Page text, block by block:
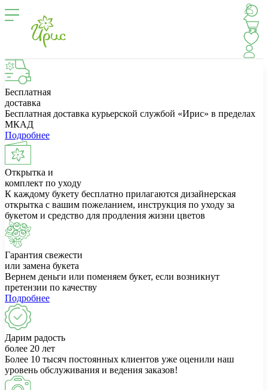
Бесплатная
доставка
Бесплатная доставка курьерской службой «Ирис» в пределах
МКАД
Подробнее
Открытка и
комплект по уходу
К каждому букету бесплатно прилагаются дизайнерская
открытка с вашим пожеланием, инструкция по уходу за
букетом и средство для продления жизни цветов
Гарантия свежести
или замена букета
Вернем деньги или поменяем букет, если возникнут
претензии по качеству
Подробнее
Дарим радость
более 20 лет
Более 10 тысяч постоянных клиентов уже оценили наш
уровень обслуживания и ведения заказов!